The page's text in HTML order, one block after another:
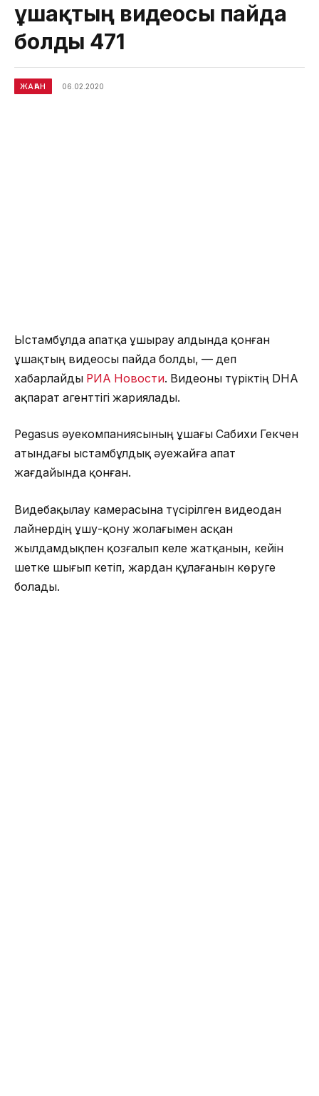
ұшақтың видеосы пайда
болды 471
ЖАҺАН 06.02.2020
Ыстамбұлда апатқа ұшырау алдында қонған
ұшақтың видеосы пайда болды, — деп
хабарлайды РИА Новости. Видеоны түріктің DHA
ақпарат агенттігі жариялады.
Pegasus әуекомпаниясының ұшағы Сабихи Гекчен
атындағы ыстамбұлдық әуежайға апат
жағдайында қонған.
Видебақылау камерасына түсірілген видеодан
лайнердің ұшу-қону жолағымен асқан
жылдамдықпен қозғалып келе жатқанын, кейін
шетке шығып кетіп, жардан құлағанын көруге
болады.